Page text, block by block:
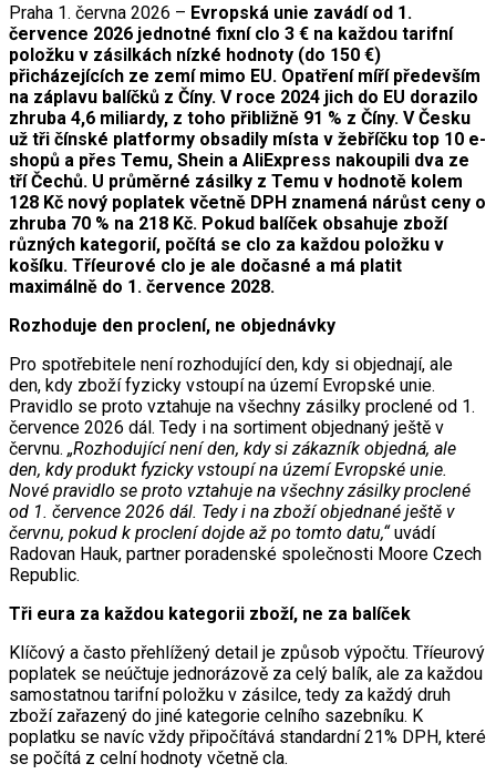
Praha 1. června 2026 – Evropská unie zavádí od 1.
července 2026 jednotné fixní clo 3 € na každou tarifní
položku v zásilkách nízké hodnoty (do 150 €)
přicházejících ze zemí mimo EU. Opatření míří především
na záplavu balíčků z Číny. V roce 2024 jich do EU dorazilo
zhruba 4,6 miliardy, z toho přibližně 91 % z Číny. V Česku
už tři čínské platformy obsadily místa v žebříčku top 10 e-
shopů a přes Temu, Shein a AliExpress nakoupili dva ze
tří Čechů. U průměrné zásilky z Temu v hodnotě kolem
128 Kč nový poplatek včetně DPH znamená nárůst ceny o
zhruba 70 % na 218 Kč. Pokud balíček obsahuje zboží
různých kategorií, počítá se clo za každou položku v
košíku. Tříeurové clo je ale dočasné a má platit
maximálně do 1. července 2028.
Rozhoduje den proclení, ne objednávky
Pro spotřebitele není rozhodující den, kdy si objednají, ale
den, kdy zboží fyzicky vstoupí na území Evropské unie.
Pravidlo se proto vztahuje na všechny zásilky proclené od 1.
července 2026 dál. Tedy i na sortiment objednaný ještě v
červnu. „Rozhodující není den, kdy si zákazník objedná, ale
den, kdy produkt fyzicky vstoupí na území Evropské unie.
Nové pravidlo se proto vztahuje na všechny zásilky proclené
od 1. července 2026 dál. Tedy i na zboží objednané ještě v
červnu, pokud k proclení dojde až po tomto datu,“uvádí
Radovan Hauk, partner poradenské společnosti Moore Czech
Republic.
Tři eura za každou kategorii zboží, ne za balíček
Klíčový a často přehlížený detail je způsob výpočtu. Tříeurový
poplatek se neúčtuje jednorázově za celý balík, ale za každou
samostatnou tarifní položku v zásilce, tedy za každý druh
zboží zařazený do jiné kategorie celního sazebníku. K
poplatku se navíc vždy připočítává standardní 21% DPH, které
se počítá z celní hodnoty včetně cla.